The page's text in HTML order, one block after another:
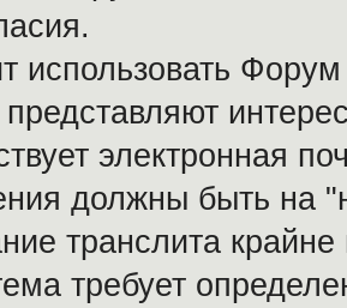
использовать
электронная
должны быть на
транслита
требует